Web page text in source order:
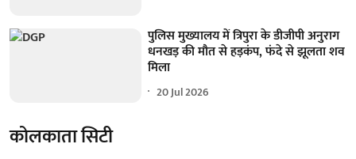
पुलिस मुख्यालय में त्रिपुरा के डीजीपी अनुराग
धनखड़ की मौत से हड़कंप, फंदे से झूलता शव
मिला
20 Jul 2026
कोलकाता सिटी